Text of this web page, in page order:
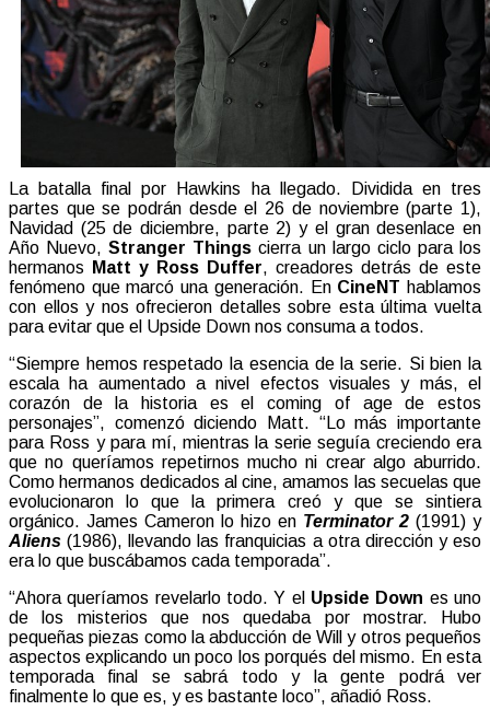
La batalla final por Hawkins ha llegado. Dividida en tres
partes que se podrán desde el 26 de noviembre (parte 1),
Navidad (25 de diciembre, parte 2) y el gran desenlace en
Año Nuevo,Stranger Things cierra un largo ciclo para los
hermanos
Matt y Ross Duffer, creadores detrás de este
fenómeno que marcó una generación. En CineNT hablamos
con ellos y nos ofrecieron detalles sobre esta última vuelta
para evitar que el Upside Down nos consuma a todos.
“Siempre hemos respetado la esencia de la serie. Si bien la
escala ha aumentado a nivel efectos visuales y más, el
corazón de la historia es el coming of age de estos
personajes”, comenzó diciendo Matt. “Lo más importante
para Ross y para mí, mientras la serie seguía creciendo era
que no queríamos repetirnos mucho ni crear algo aburrido.
Como hermanos dedicados al cine, amamos las secuelas que
evolucionaron lo que la primera creó y que se sintiera
orgánico. James Cameron lo hizo en Terminator 2 (1991) y
Aliens (1986), llevando las franquicias a otra dirección y eso
era lo que buscábamos cada temporada”.
“Ahora queríamos revelarlo todo. Y el Upside Down es uno
de los misterios que nos quedaba por mostrar. Hubo
pequeñas piezas como la abducción de Will y otros pequeños
aspectos explicando un poco los porqués del mismo. En esta
temporada final se sabrá todo y la gente podrá ver
finalmente lo que es, y es bastante loco”, añadió Ross.